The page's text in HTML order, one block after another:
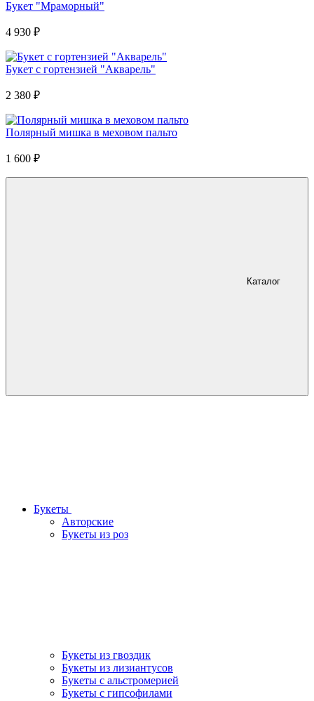
Букет "Мраморный"
4 930 ₽
Букет с гортензией "Акварель"
2 380 ₽
Полярный мишка в меховом пальто
1 600 ₽
Каталог
Букеты
Авторские
Букеты из роз
Букеты из гвоздик
Букеты из лизиантусов
Букеты с альстромерией
Букеты с гипсофилами